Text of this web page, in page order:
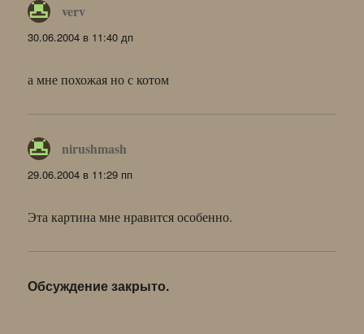
verv
30.06.2004 в 11:40 дп
а мне похожая но с котом
nirushmash
29.06.2004 в 11:29 пп
Эта картина мне нравится особенно.
Обсуждение закрыто.